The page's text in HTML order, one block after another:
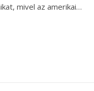
mivel az amerikai…